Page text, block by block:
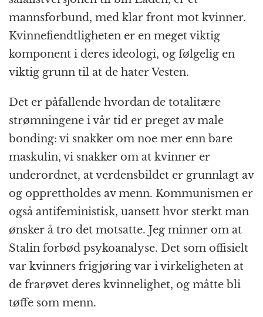
mannsforbund, med klar front mot kvinner.
Kvinnefiendtligheten er en meget viktig
komponent i deres ideologi, og følgelig en
viktig grunn til at de hater Vesten.
Det er påfallende hvordan de totalitære
strømningene i vår tid er preget av male
bonding: vi snakker om noe mer enn bare
maskulin, vi snakker om at kvinner er
underordnet, at verdensbildet er grunnlagt av
og opprettholdes av menn. Kommunismen er
også antifeministisk, uansett hvor sterkt man
ønsker å tro det motsatte. Jeg minner om at
Stalin forbød psykoanalyse. Det som offisielt
var kvinners frigjøring var i virkeligheten at
de frarøvet deres kvinnelighet, og måtte bli
tøffe som menn.